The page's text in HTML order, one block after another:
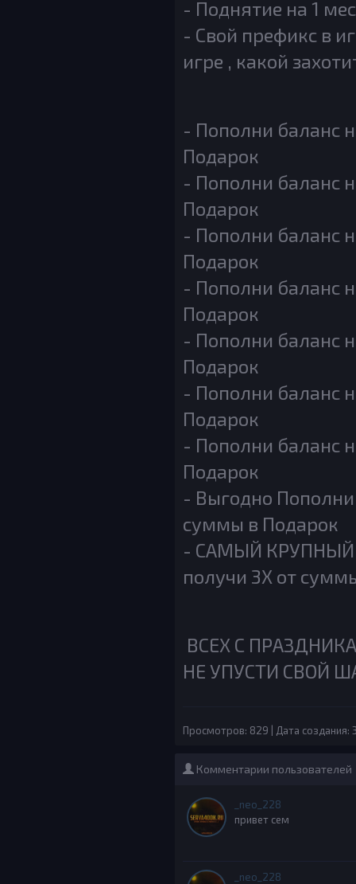
- Поднятие на 1
- Свой префикс в
игре , какой
- Пополни баланс
Подарок
- Пополни баланс
Подарок
- Пополни баланс
Подарок
- Пополни баланс
Подарок
- Пополни баланс
Подарок
- Пополни баланс
Подарок
- Пополни баланс
Подарок
- Выгодно
суммы в Подарок
- САМЫЙ КРУПНЫЙ
получи 3X от
ВСЕХ С
НЕ УПУСТИ СВОЙ
Просмотров: 829 | Дата создания:
Комментарии пользователей
_neo_228
привет сем
_neo_228